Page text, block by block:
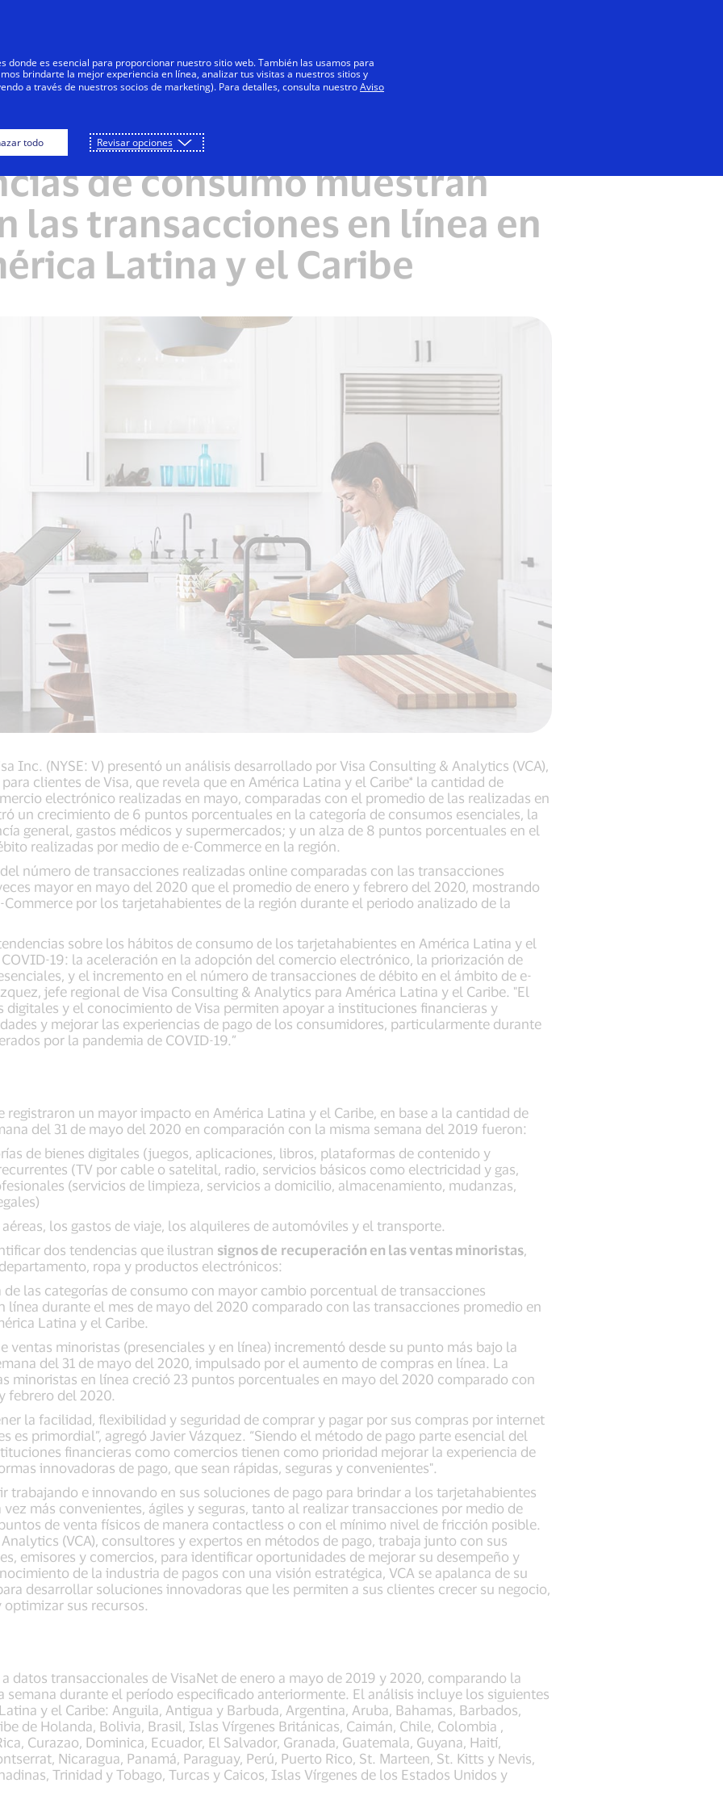
Personas Negocios Innovadores Todos
NOTAS DE PRENSA
de consumo muestran
las transacciones en línea en
Latina y el Caribe
Inc. (NYSE: V) presentó un análisis desarrollado por Visa Consulting & Analytics (VCA),
clientes de Visa, que revela que en América Latina y el Caribe* la cantidad de
electrónico realizadas en mayo, comparadas con el promedio de las realizadas en
un crecimiento de 6 puntos porcentuales en la categoría de consumos esenciales, la
general, gastos médicos y supermercados; y un alza de 8 puntos porcentuales en el
realizadas por medio de e-Commerce en la región.
número de transacciones realizadas online comparadas con las transacciones
mayor en mayo del 2020 que el promedio de enero y febrero del 2020, mostrando
por los tarjetahabientes de la región durante el periodo analizado de la
sobre los hábitos de consumo de los tarjetahabientes en América Latina y el
19: la aceleración en la adopción del comercio electrónico, la priorización de
y el incremento en el número de transacciones de débito en el ámbito de e-
jefe regional de Visa Consulting & Analytics para América Latina y el Caribe. "El
digitales y el conocimiento de Visa permiten apoyar a instituciones financieras y
y mejorar las experiencias de pago de los consumidores, particularmente durante
por la pandemia de COVID-19.”
registraron un mayor impacto en América Latina y el Caribe, en base a la cantidad de
del 31 de mayo del 2020 en comparación con la misma semana del 2019 fueron:
de bienes digitales (juegos, aplicaciones, libros, plataformas de contenido y
(TV por cable o satelital, radio, servicios básicos como electricidad y gas,
(servicios de limpieza, servicios a domicilio, almacenamiento, mudanzas,
los gastos de viaje, los alquileres de automóviles y el transporte.
dos tendencias que ilustran signos de recuperación en las ventas minoristas,
ropa y productos electrónicos:
de las categorías de consumo con mayor cambio porcentual de transacciones
línea durante el mes de mayo del 2020 comparado con las transacciones promedio en
Latina y el Caribe.
ventas minoristas (presenciales y en línea) incrementó desde su punto más bajo la
del 31 de mayo del 2020, impulsado por el aumento de compras en línea. La
minoristas en línea creció 23 puntos porcentuales en mayo del 2020 comparado con
febrero del 2020.
la facilidad, flexibilidad y seguridad de comprar y pagar por sus compras por internet
es primordial”, agregó Javier Vázquez. “Siendo el método de pago parte esencial del
financieras como comercios tienen como prioridad mejorar la experiencia de
innovadoras de pago, que sean rápidas, seguras y convenientes".
trabajando e innovando en sus soluciones de pago para brindar a los tarjetahabientes
vez más convenientes, ágiles y seguras, tanto al realizar transacciones por medio de
de venta físicos de manera contactless o con el mínimo nivel de fricción posible.
(VCA), consultores y expertos en métodos de pago, trabaja junto con sus
emisores y comercios, para identificar oportunidades de mejorar su desempeño y
de la industria de pagos con una visión estratégica, VCA se apalanca de su
desarrollar soluciones innovadoras que les permiten a sus clientes crecer su negocio,
sus recursos.
datos transaccionales de VisaNet de enero a mayo de 2019 y 2020, comparando la
semana durante el período especificado anteriormente. El análisis incluye los siguientes
y el Caribe: Anguila, Antigua y Barbuda, Argentina, Aruba, Bahamas, Barbados,
de Holanda, Bolivia, Brasil, Islas Vírgenes Británicas, Caimán, Chile, Colombia ,
Curazao, Dominica, Ecuador, El Salvador, Granada, Guatemala, Guyana, Haití,
Nicaragua, Panamá, Paraguay, Perú, Puerto Rico, St. Marteen, St. Kitts y Nevis,
Trinidad y Tobago, Turcas y Caicos, Islas Vírgenes de los Estados Unidos y
donde es esencial para proporcionar nuestro sitio web. También las usamos para
brindarte la mejor experiencia en línea, analizar tus visitas a nuestros sitios y
a través de nuestros socios de marketing). Para detalles, consulta nuestroAviso
todo Revisar opciones